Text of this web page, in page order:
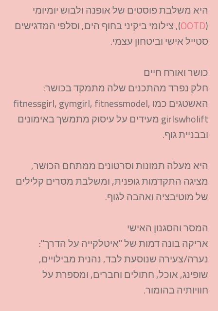
היא משלבת פוסטים של אופנה ולבוש יומיומי
(
OOTD), צילומי ביקיני בחוף הים, וסלפי המדגישים
סטייל אישי וביטחון עצמי.​
כושר ואורח חיים
חלק נפרד מהתכנים שלה מתמקד בכושר:
האשטגים כמו fitnessgirl, gymgirl, fitnessmodel,
girlswholift מעידים על עיסוק מתמשך באימונים
ובבניית גוף.​
היא מעלה תמונות וסרטונים ממתחם הכושר,
מציגה התקדמות גופנית, ומשלבת מסרים קלילים
של מוטיבציה ואהבה לגוף.​
המסר והסגנון האישי
אריקה בונה דמות של "איטלקייה על הדרך":
נערה/צעירה שנוסעת לבד, נהנית מבילויים,
שופינג, אוכל, חתולים וחברים, ומספרת על
חוויותיה בהומור.​